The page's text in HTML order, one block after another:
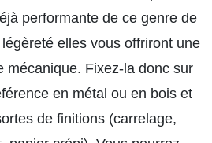
performante de ce genre de
elles vous offriront une
mécanique. Fixez-la donc sur
en métal ou en bois et
de finitions (carrelage,